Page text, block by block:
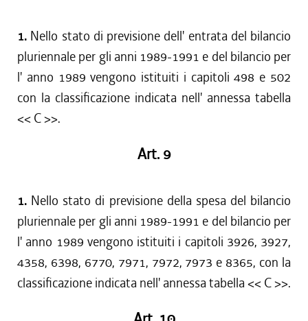
1. Nello stato di previsione dell' entrata del bilancio
pluriennale per gli anni 1989-1991 e del bilancio per
l' anno 1989 vengono istituiti i capitoli 498 e 502
con la classificazione indicata nell' annessa tabella
<< C >>.
Art. 9
1. Nello stato di previsione della spesa del bilancio
pluriennale per gli anni 1989-1991 e del bilancio per
l' anno 1989 vengono istituiti i capitoli 3926, 3927,
4358, 6398, 6770, 7971, 7972, 7973 e 8365, con la
classificazione indicata nell' annessa tabella << C >>.